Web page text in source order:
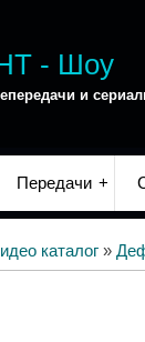
- Шоу
и
Передачи
каталог »